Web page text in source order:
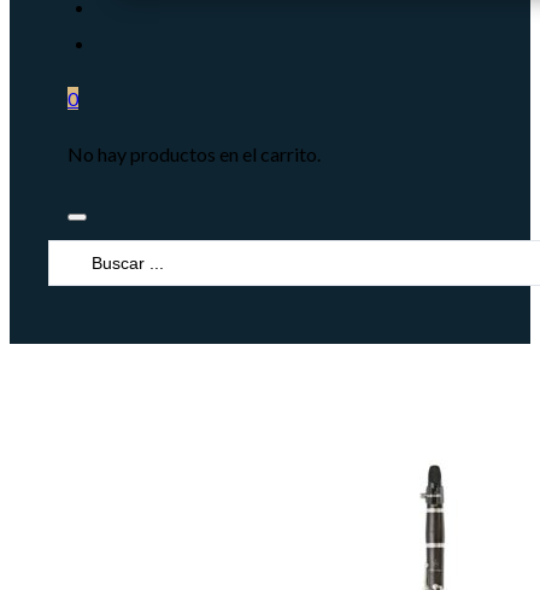
0
No hay productos en el carrito.
Search
...